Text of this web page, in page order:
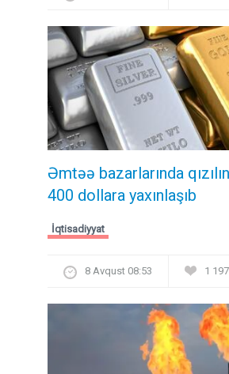
Əmtəə bazarlarında
400 dollara yaxınlaşıb
İqtisadiyyat
8 Avqust 08:53 1 197